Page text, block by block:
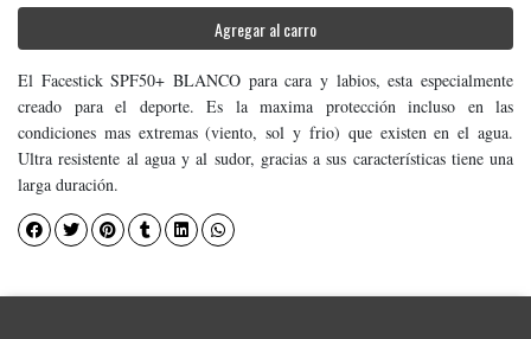
Agregar al carro
El Facestick SPF50+ BLANCO para cara y labios, esta especialmente
creado para el deporte. Es la maxima protección incluso en las
condiciones mas extremas (viento, sol y frio) que existen en el agua.
Ultra resistente al agua y al sudor, gracias a sus características tiene una
larga duración.